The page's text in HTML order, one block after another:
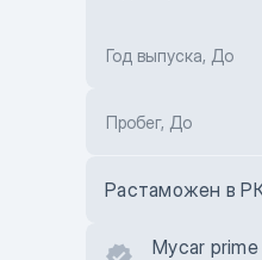
Год выпуска, До
Пробег, До
Растаможен в
Mycar prime